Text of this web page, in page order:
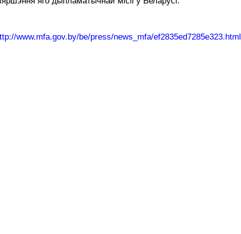
www.mfa.gov.by/be/press/news_mfa/ef2835ed7285e323.html